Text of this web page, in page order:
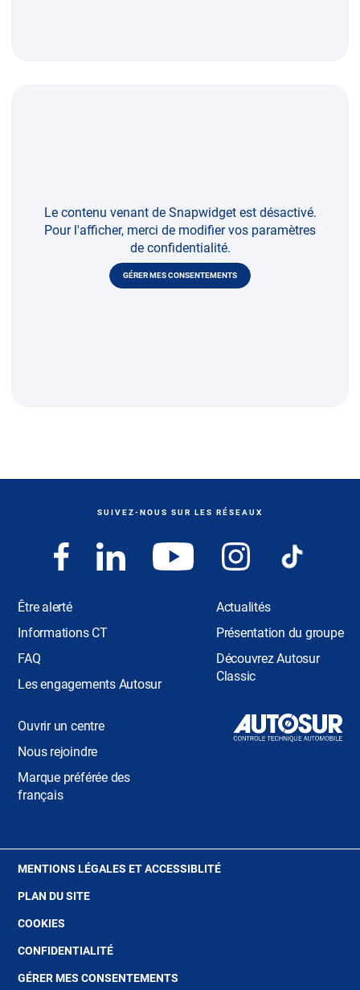
Le contenu venant de Snapwidget est désactivé.
Pour l'afficher, merci de modifier vos paramètres
de confidentialité.
GÉRER MES CONSENTEMENTS
SUIVEZ-NOUS SUR LES RÉSEAUX
Être alerté
Informations CT
FAQ
Les engagements Autosur
Actualités
Présentation du groupe
Découvrez Autosur
Classic
Ouvrir un centre
Nous rejoindre
Marque préférée des
français
MENTIONS LÉGALES ET ACCESSIBLITÉ(OUVRE
PLAN DU SITE
COOKIES
UNE
FENÊTRE)
CONFIDENTIALITÉ(OUVRE
UNE
GÉRER MES CONSENTEMENTS